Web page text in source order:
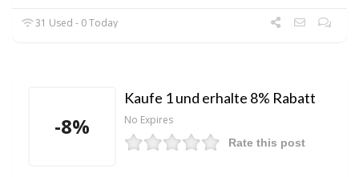
31 Used - 0 Today
-8%
Kaufe 1 und erhalte 8% Rabatt
No Expires
Rate this post